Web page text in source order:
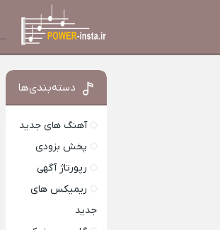
دسته‌بندی‌ها
آهنگ های جدید
پخش بزودی
رپورتاژ آگهی
ریمیکس های
جدید